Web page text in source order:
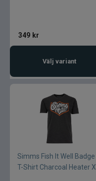
349 kr
Välj variant
Simms Fish It Well Badge
T-Shirt Charcoal Heater X